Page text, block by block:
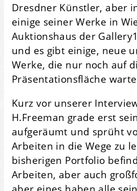
Dresdner Künstler, aber
einige seiner Werke in
Auktionshaus der
und es gibt einige, neue
Werke, die nur noch auf
Präsentationsfläche
Kurz vor unserer
H.Freeman grade erst
aufgeräumt und sprüht
Arbeiten in die Wege zu
bisherigen Portfolio
Arbeiten, aber auch